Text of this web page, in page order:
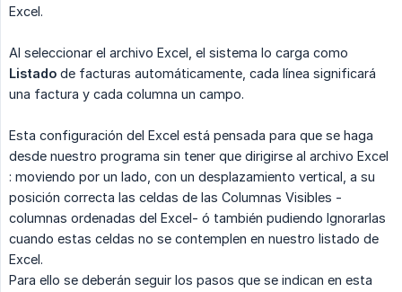
Excel.
Al seleccionar el archivo Excel, el sistema lo carga como
Listado de facturas automáticamente, cada línea significará
una factura y cada columna un campo.
Esta configuración del Excel está pensada para que se haga
desde nuestro programa sin tener que dirigirse al archivo Excel
: moviendo por un lado, con un desplazamiento vertical, a su
posición correcta las celdas de las Columnas Visibles -
columnas ordenadas del Excel- ó también pudiendo Ignorarlas
cuando estas celdas no se contemplen en nuestro listado de
Excel.
Para ello se deberán seguir los pasos que se indican en esta